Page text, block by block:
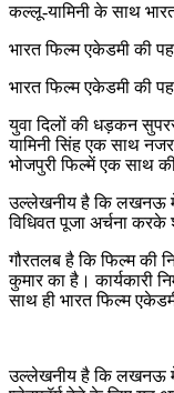
कल्लू-यामिनी के साथ
भारत फिल्म एकेडमी की
भारत फिल्म एकेडमी की
युवा दिलों की धड़कन
यामिनी सिंह एक साथ
भोजपुरी फिल्में एक साथ
उल्लेखनीय है कि लखनऊ में
विधिवत पूजा अर्चना
गौरतलब है कि फिल्म की
कुमार का है। कार्यकारी
साथ ही भारत फिल्म
उल्लेखनीय है कि लखनऊ में